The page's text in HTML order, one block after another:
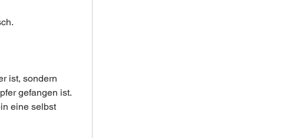
ist, sondern
gefangen ist.
eine selbst